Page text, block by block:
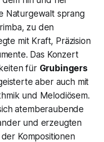
Naturgewalt sprang
zu den
mit Kraft, Präzision
Das Konzert
für Grubingers
aber auch mit
und Melodiösem.
atemberaubende
und erzeugten
Kompositionen